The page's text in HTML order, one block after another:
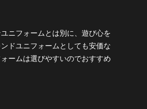
ニフォームとは別に、遊び心を
ドユニフォームとしても安価な
ームは選びやすいのでおすすめ